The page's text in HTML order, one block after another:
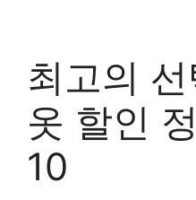
최고의
옷 할인
10